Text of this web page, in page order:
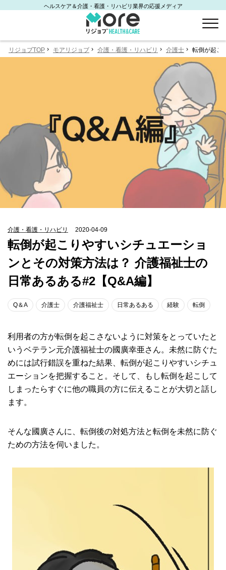
ヘルスケア＆介護・看護・リハビリ業界の応援メディア
リジョブTOP モアリジョブ 介護・看護・リハビリ 介護士 転倒が起こ
介護・看護・リハビリ 2020-04-09
転倒が起こりやすいシチュエーショ
ンとその対策方法は？ 介護福祉士の
日常あるある#2【Q&A編】
Q＆A 介護士 介護福祉士 日常あるある 経験 転倒
利用者の方が転倒を起こさないように対策をとっていたと
いうベテラン元介護福祉士の國廣幸亜さん。未然に防ぐた
めには試行錯誤を重ねた結果、転倒が起こりやすいシチュ
エーションを把握すること。そして、もし転倒を起こして
しまったらすぐに他の職員の方に伝えることが大切と話し
ます。
そんな國廣さんに、転倒後の対処方法と転倒を未然に防ぐ
ための方法を伺いました。